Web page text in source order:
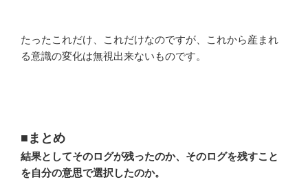
たったこれだけ、これだけなのですが、これから産まれ
る意識の変化は無視出来ないものです。
■まとめ
結果としてそのログが残ったのか、そのログを残すこと
を自分の意思で選択したのか。